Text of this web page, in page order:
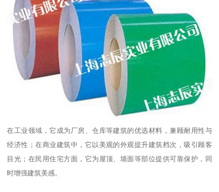
在工业领域，它成为厂房、仓库等建筑的优选材料，兼顾耐用性与
经济性；在商业建筑中，它以美观的外观提升建筑档次，吸引顾客
目光；在民用住宅方面，它为屋顶、墙面等部位提供可靠保护，同
时增强建筑美感。